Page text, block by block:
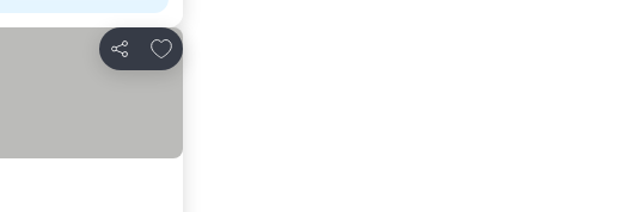
Compartir
Agregar a favoritos